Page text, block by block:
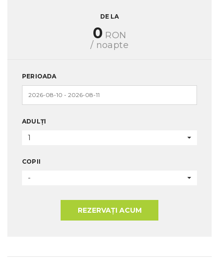
DE LA
0 RON
/ noapte
PERIOADA
ADULȚI
1
COPII
-
REZERVAȚI ACUM